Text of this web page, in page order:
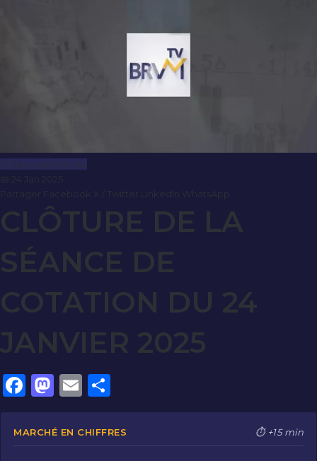
Clôture de Marché
CLÔTURE DE LA
SÉANCE DE
COTATION DU 24
JANVIER 2025
F
a
c
M
a
st
E
m
ai
ar
ta
MARCHÉ EN CHIFFRES ⏱ +15 min